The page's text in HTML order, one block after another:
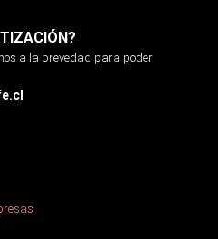
a la brevedad para poder